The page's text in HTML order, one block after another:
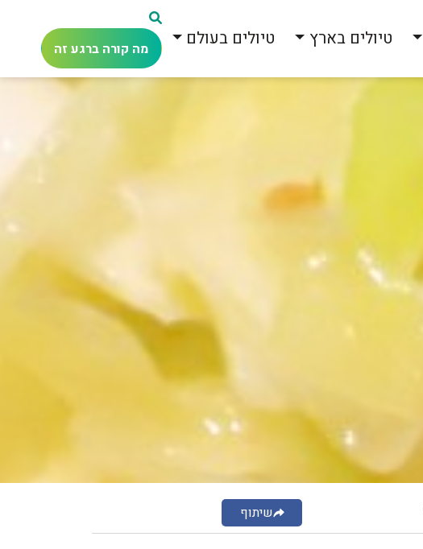
טיולים בארץ טיולים בעולם מה קורה ברגע זה
שיתוף